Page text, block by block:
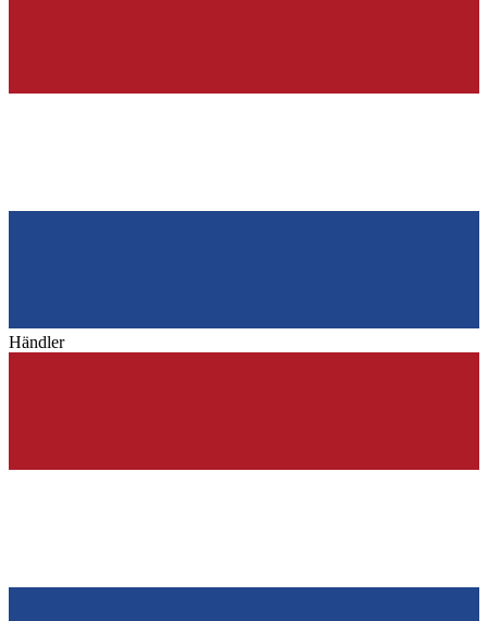
Händler